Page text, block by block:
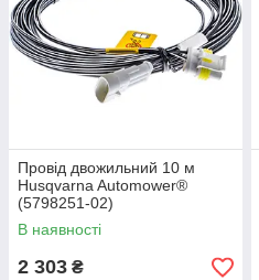
Провід двожильний 10 м
Husqvarna Automower®
(5798251-02)
В наявності
2 303 ₴